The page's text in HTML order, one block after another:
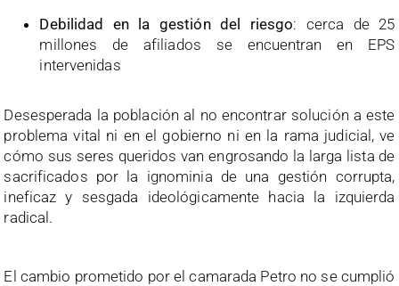
Debilidad en la gestión del riesgo: cerca de 25
millones de afiliados se encuentran en EPS
intervenidas
Desesperada la población al no encontrar solución a este
problema vital ni en el gobierno ni en la rama judicial, ve
cómo sus seres queridos van engrosando la larga lista de
sacrificados por la ignominia de una gestión corrupta,
ineficaz y sesgada ideológicamente hacia la izquierda
radical.
El cambio prometido por el camarada Petro no se cumplió